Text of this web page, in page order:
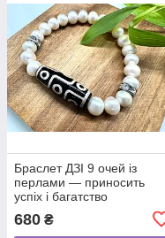
Браслет ДЗІ 9 очей із
перлами — приносить
успіх і багатство
680 ₴